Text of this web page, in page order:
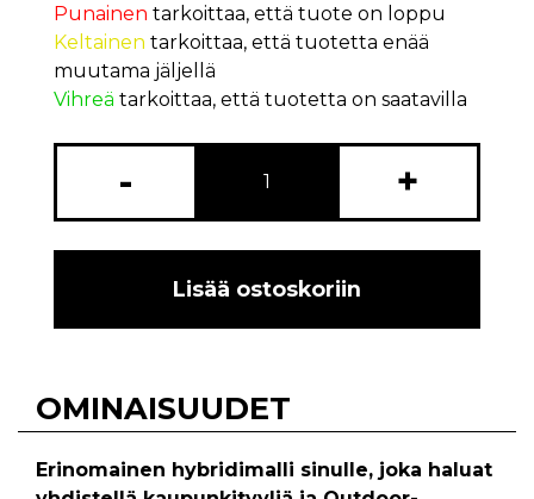
Punainen tarkoittaa, että tuote on loppu
Keltainen tarkoittaa, että tuotetta enää
muutama jäljellä
Vihreä tarkoittaa, että tuotetta on saatavilla
- +
Lisää ostoskoriin
OMINAISUUDET
Erinomainen hybridimalli sinulle, joka haluat